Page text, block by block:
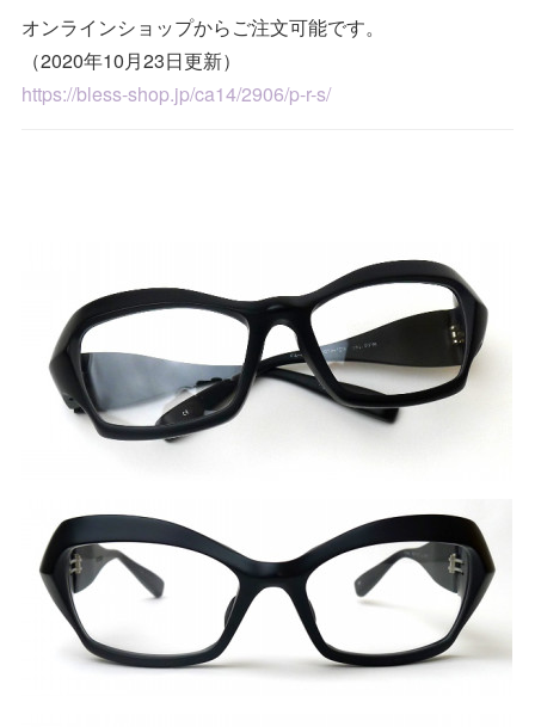
オンラインショップからご注文可能です。
（2020年10月23日更新）
https://bless-shop.jp/ca14/2906/p-r-s/